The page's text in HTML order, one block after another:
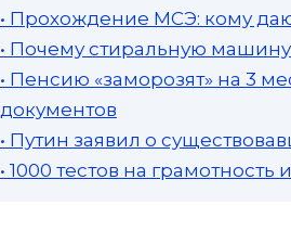
• Прохождение МСЭ: кому
• Почему стиральную машину
• Пенсию «заморозят» на 3
документов
• Путин заявил о
• 1000 тестов на